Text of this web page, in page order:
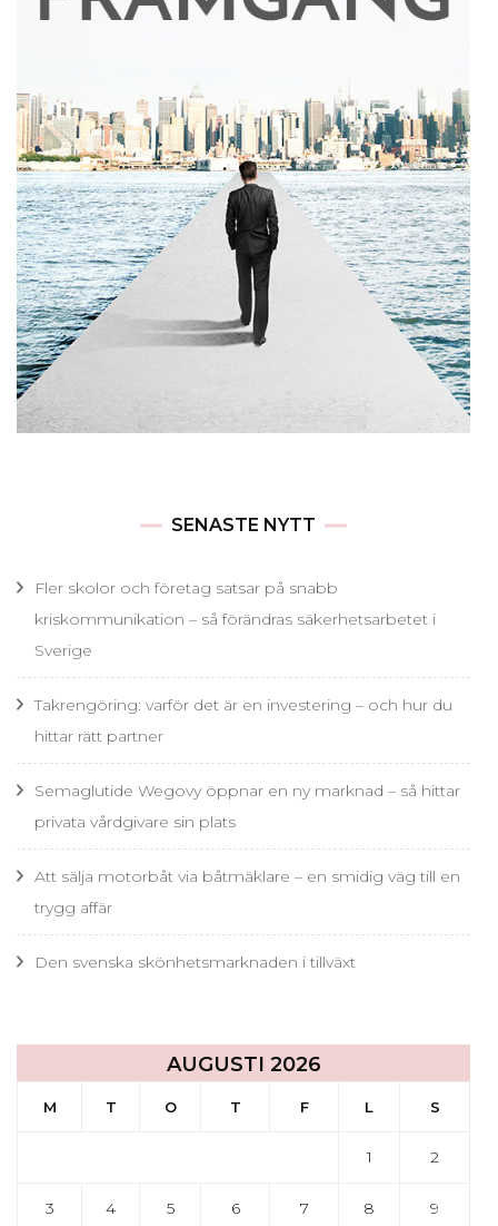
SENASTE NYTT
Fler skolor och företag satsar på snabb
kriskommunikation – så förändras säkerhetsarbetet i
Sverige
Takrengöring: varför det är en investering – och hur du
hittar rätt partner
Semaglutide Wegovy öppnar en ny marknad – så hittar
privata vårdgivare sin plats
Att sälja motorbåt via båtmäklare – en smidig väg till en
trygg affär
Den svenska skönhetsmarknaden i tillväxt
AUGUSTI 2026
M T O T F L S
1 2
3 4 5 6 7 8 9